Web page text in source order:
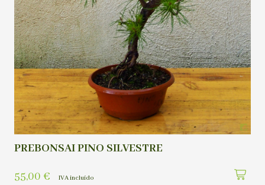
PREBONSAI PINO SILVESTRE
55,00 € IVA incluído